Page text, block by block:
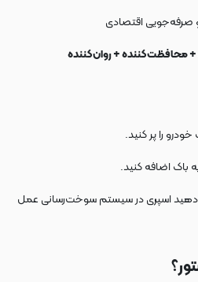
اقتصادی
+ محافظت‌کننده + روان‌کننده
را پر کنید.
باک اضافه کنید.
دهید اسپری در سیستم سوخت‌رسانی عمل